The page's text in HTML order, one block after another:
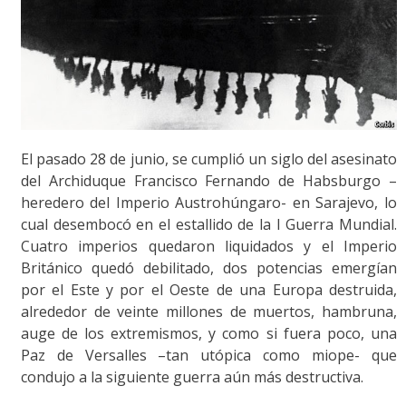
El pasado 28 de junio, se cumplió un siglo del asesinato
del Archiduque Francisco Fernando de Habsburgo –
heredero del Imperio Austrohúngaro- en Sarajevo, lo
cual desembocó en el estallido de la I Guerra Mundial.
Cuatro imperios quedaron liquidados y el Imperio
Británico quedó debilitado, dos potencias emergían
por el Este y por el Oeste de una Europa destruida,
alrededor de veinte millones de muertos, hambruna,
auge de los extremismos, y como si fuera poco, una
Paz de Versalles –tan utópica como miope- que
condujo a la siguiente guerra aún más destructiva.